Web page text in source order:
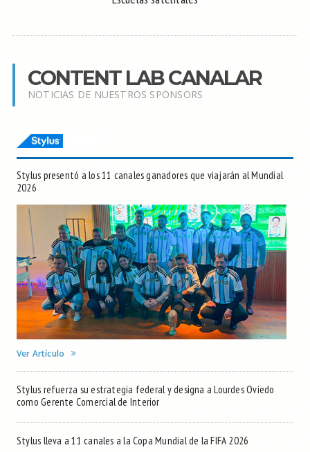
CONTENT LAB CANALAR
NOTICIAS DE NUESTROS SPONSORS
Stylus presentó a los 11 canales ganadores que viajarán al Mundial
2026
Ver Artículo
Stylus refuerza su estrategia federal y designa a Lourdes Oviedo
como Gerente Comercial de Interior
Stylus lleva a 11 canales a la Copa Mundial de la FIFA 2026